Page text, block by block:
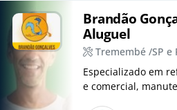
Brandão
Aluguel
Tremembé /SP e
Especializado em
e comercial,